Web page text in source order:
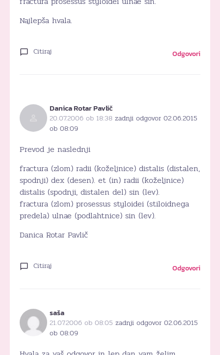
Najlepša hvala.
Citiraj Odgovori
Danica Rotar Pavlič
20.07.2006 ob 18:38 zadnji odgovor 02.06.2015
ob 08:09
Prevod je naslednji
fractura (zlom) radii (koželjnice) distalis (distalen,
spodnji) dex (desen). et (in) radii (koželjnice)
distalis (spodnji, distalen del) sin (lev).
fractura (zlom) prosessus styloidei (stiloidnega
predela) ulnae (podlahtnice) sin (lev).
Danica Rotar Pavlič
Citiraj Odgovori
saša
21.07.2006 ob 08:05 zadnji odgovor 02.06.2015
ob 08:09